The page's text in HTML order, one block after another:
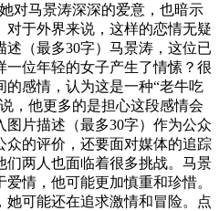
对马景涛深深的爱意，也暗示
对于外界来说，这样的恋情无疑
（最多30字）马景涛，这位已
一位年轻的女子产生了情愫？很
的感情，认为这是一种“老牛吃
，他更多的是担心这段感情会
片描述（最多30字）作为公众
众的评价，还要面对媒体的追踪
们两人也面临着很多挑战。马景
情，他可能更加慎重和珍惜。
可能还在追求激情和冒险。点